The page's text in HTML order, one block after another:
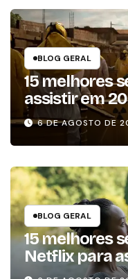
BLOG GERAL
15 melhores
assistir em
6 DE AGOSTO DE
BLOG GERAL
15 melhores
Netflix para